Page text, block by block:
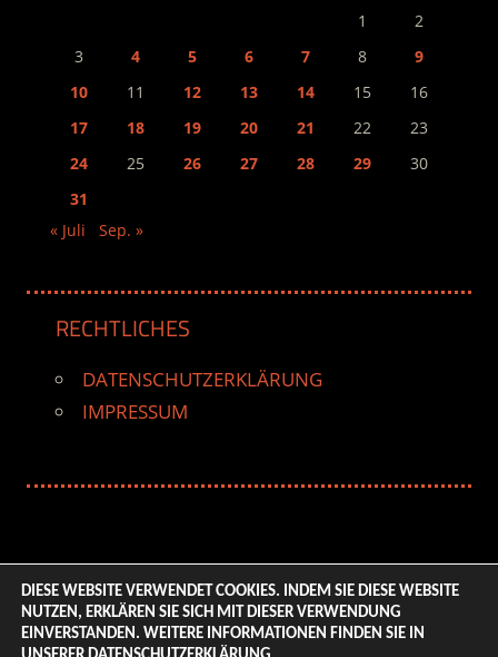
1
2
3
4 5 6 7 8
9
10
11 12 13 14 15
16
17
18 19 20 21 22
23
24
25 26 27 28 29
30
31
« Juli
Sep. »
RECHTLICHES
DATENSCHUTZERKLÄRUNG
IMPRESSUM
© 2026 ENTERTAINMENT BASE – Life & Style Magazine.
All Rights Reserved. | Based on
DIESE WEBSITE VERWENDET COOKIES. INDEM SIE DIESE WEBSITE
NUTZEN, ERKLÄREN SIE SICH MIT DIESER VERWENDUNG
EINVERSTANDEN. WEITERE INFORMATIONEN FINDEN SIE IN